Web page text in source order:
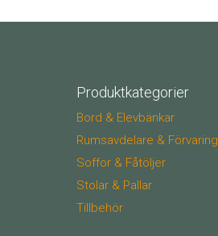
Produktkategorier
Bord & Elevbänkar
Rumsavdelare & Förvaring
Soffor & Fåtöljer
Stolar & Pallar
Tillbehör